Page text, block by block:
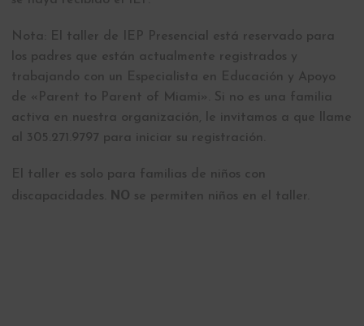
Nota: El taller de IEP Presencial está reservado para
los padres que están actualmente registrados y
trabajando con un Especialista en Educación y Apoyo
de «Parent to Parent of Miami». Si no es una familia
activa en nuestra organización, le invitamos a que llame
al 305.271.9797 para iniciar su registración.
El taller es solo para familias de niños con
discapacidades. NO se permiten niños en el taller.